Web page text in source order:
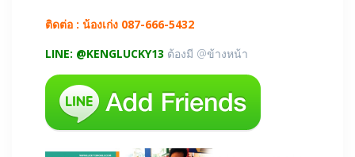
ติดต่อ : น้องเก่ง 087-666-5432
LINE: @KENGLUCKY13 ต้องมี @ข้างหน้า